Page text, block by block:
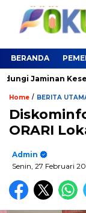
BERANDA
Jaminan
Home / BERITA
ORARI
Admin
Senin, 27 Februari